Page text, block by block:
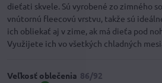
dieťati skvele. Sú vyrobené zo zimného
vnútornú fleecovú vrstvu, takže sú
ich obliekať aj v zime, ak má dieťa pod
Využijete ich vo všetkých chladných
Veľkosť oblečenia